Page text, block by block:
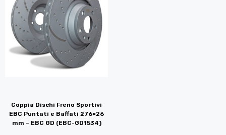
Coppia Dischi Freno Sportivi
EBC Puntati e Baffati 276×26
mm – EBC GD (EBC-GD1534)